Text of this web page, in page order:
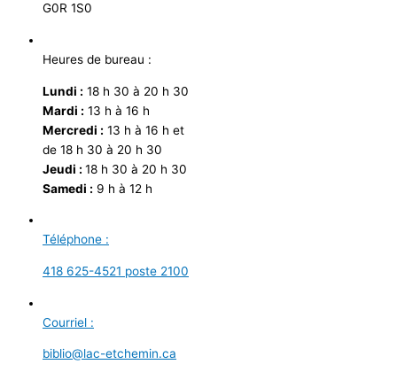
G0R 1S0
Heures de bureau :
Lundi : 18 h 30 à 20 h 30
Mardi : 13 h à 16 h
Mercredi : 13 h à 16 h et
de 18 h 30 à 20 h 30
Jeudi : 18 h 30 à 20 h 30
Samedi : 9 h à 12 h
Téléphone :
418 625-4521 poste 2100
Courriel :
biblio@lac-etchemin.ca